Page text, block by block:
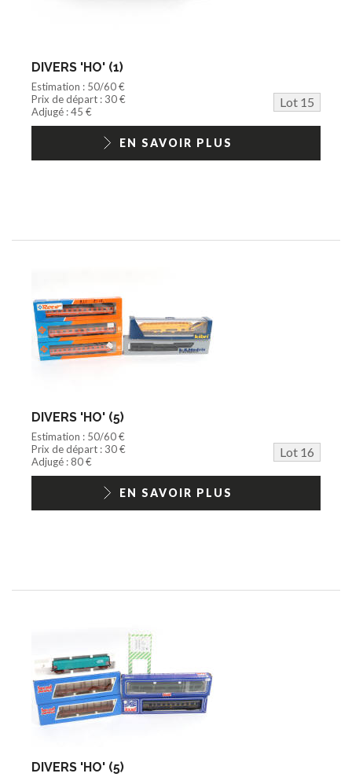
DIVERS 'HO' (1)
Estimation : 50/60 €
Prix de départ : 30 €
Lot 15
Adjugé : 45 €
EN SAVOIR PLUS
DIVERS 'HO' (5)
Estimation : 50/60 €
Prix de départ : 30 €
Lot 16
Adjugé : 80 €
EN SAVOIR PLUS
DIVERS 'HO' (5)